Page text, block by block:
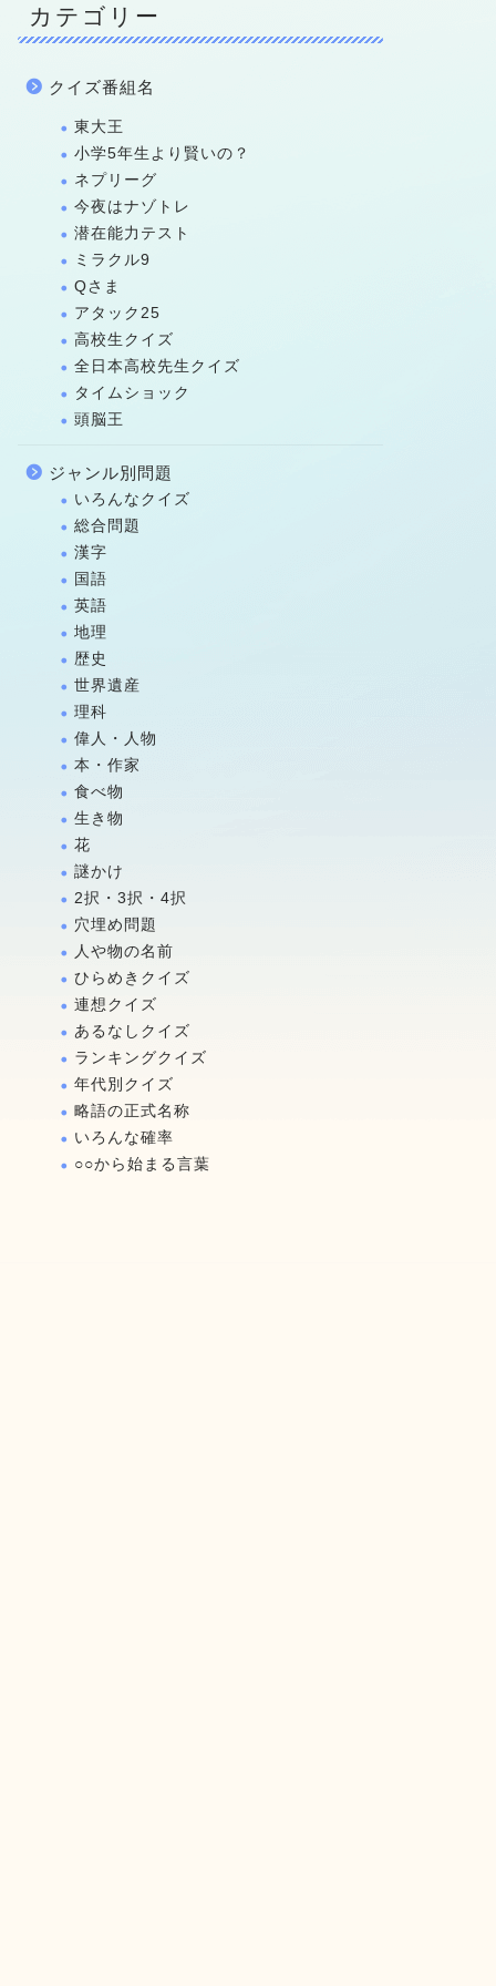
カテゴリー
クイズ番組名
東大王
小学5年生より賢いの？
ネプリーグ
今夜はナゾトレ
潜在能力テスト
ミラクル9
Qさま
アタック25
高校生クイズ
全日本高校先生クイズ
タイムショック
頭脳王
ジャンル別問題
いろんなクイズ
総合問題
漢字
国語
英語
地理
歴史
世界遺産
理科
偉人・人物
本・作家
食べ物
生き物
花
謎かけ
2択・3択・4択
穴埋め問題
人や物の名前
ひらめきクイズ
連想クイズ
あるなしクイズ
ランキングクイズ
年代別クイズ
略語の正式名称
いろんな確率
○○から始まる言葉